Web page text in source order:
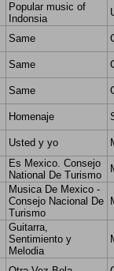
Popular music of
Indonsia
Same
Same
Same
Homenaje
Usted y yo
Es Mexico. Consejo
National De Turismo
Musica De Mexico -
Consejo Nacional De
Turismo
Guitarra,
Sentimiento y
Melodia